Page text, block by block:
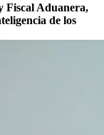
Fiscal Aduanera,
de los